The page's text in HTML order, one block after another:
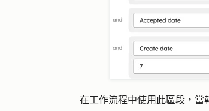
在工作流程中使用此區段，當